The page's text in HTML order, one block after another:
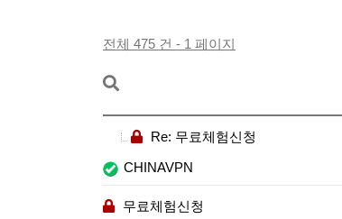
전체 475 건 - 1 페이지
Re: 무료체험신청
CHINAVPN
무료체험신청